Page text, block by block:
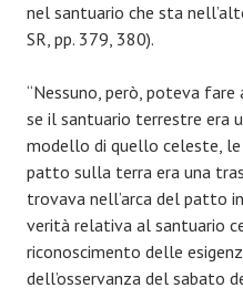
nel santuario che sta
SR, pp. 379, 380).
“Nessuno, però, poteva
se il santuario terrestre era
modello di quello celeste,
patto sulla terra era una
trovava nell’arca del patto
verità relativa al santuario
riconoscimento delle
dell’osservanza del sabato